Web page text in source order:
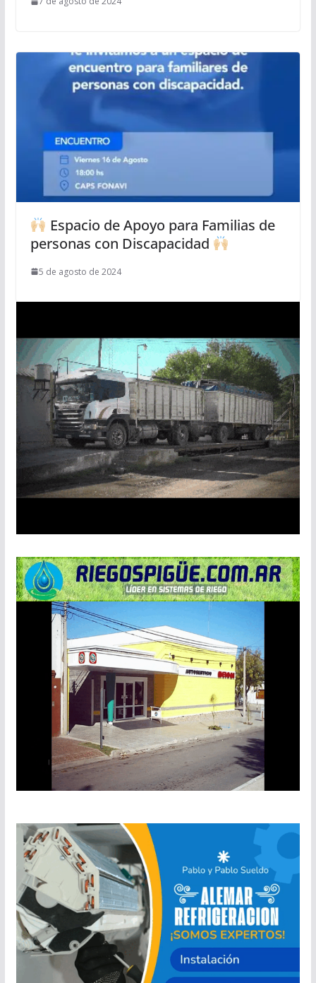
Espacio de Apoyo para Familias de
personas con Discapacidad
5 de agosto de 2024